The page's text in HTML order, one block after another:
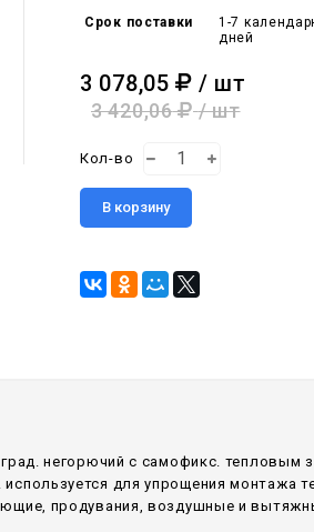
Срок поставки
1-7
дней
3 078,05 / шт
3 420,06 / шт
Кол-во
В корзину
негорючий c самофикс. тепловым
для упрощения монтажа
продувания, воздушные и